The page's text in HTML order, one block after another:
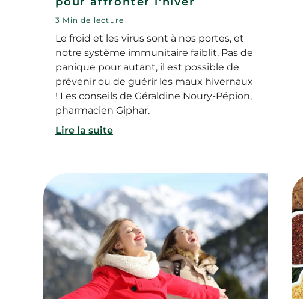
3 Min de lecture
Le froid et les virus sont à nos portes, et
notre système immunitaire faiblit. Pas de
panique pour autant, il est possible de
prévenir ou de guérir les maux hivernaux
! Les conseils de Géraldine Noury-Pépion,
pharmacien Giphar.
Lire la suite